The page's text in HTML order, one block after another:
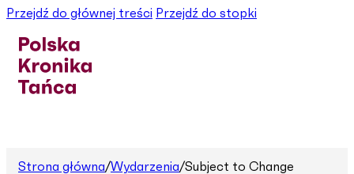
Przejdź do głównej treści Przejdź do stopki
Strona główna/Wydarzenia/Subject to Change